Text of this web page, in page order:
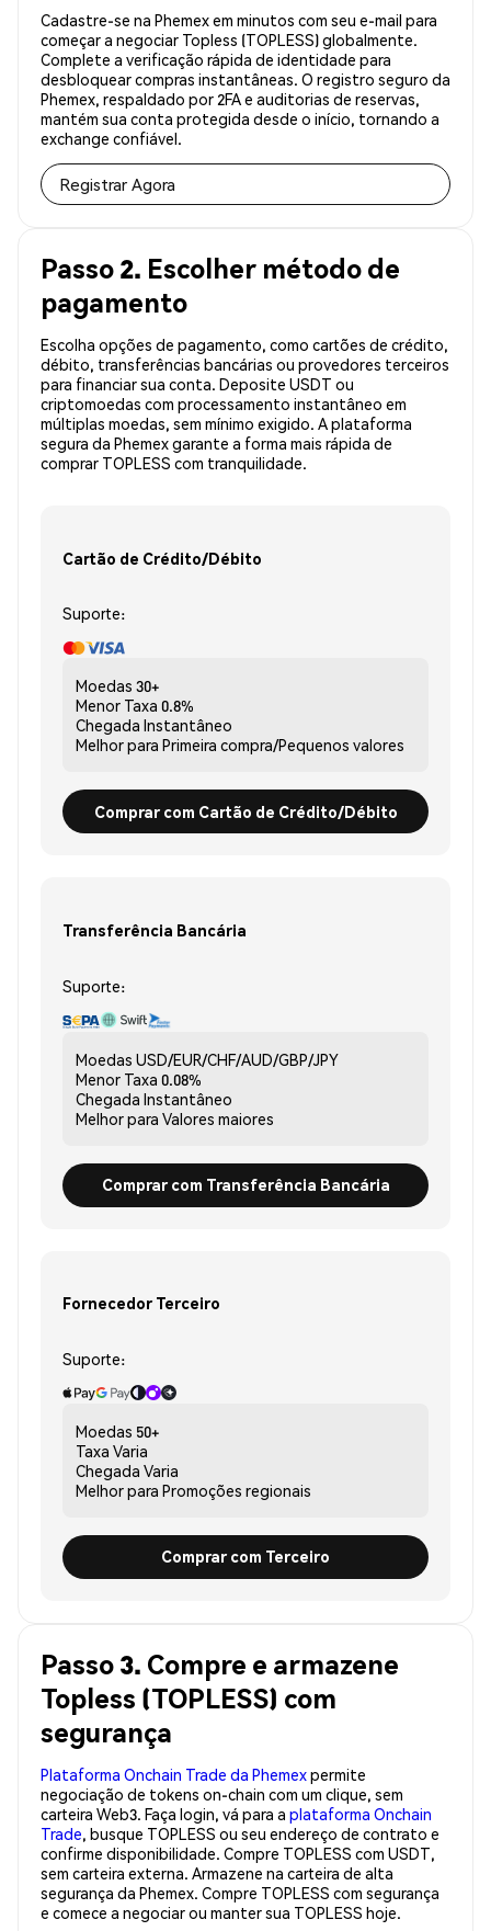
Cadastre-se na Phemex em minutos com seu e-mail para
começar a negociar Topless (TOPLESS) globalmente.
Complete a verificação rápida de identidade para
desbloquear compras instantâneas. O registro seguro da
Phemex, respaldado por 2FA e auditorias de reservas,
mantém sua conta protegida desde o início, tornando a
exchange confiável.
Registrar Agora
Passo 2. Escolher método de
pagamento
Escolha opções de pagamento, como cartões de crédito,
débito, transferências bancárias ou provedores terceiros
para financiar sua conta. Deposite USDT ou
criptomoedas com processamento instantâneo em
múltiplas moedas, sem mínimo exigido. A plataforma
segura da Phemex garante a forma mais rápida de
comprar TOPLESS com tranquilidade.
Cartão de Crédito/Débito
Suporte:
Moedas 30+
Menor Taxa 0.8%
Chegada Instantâneo
Melhor para Primeira compra/Pequenos valores
Comprar com Cartão de Crédito/Débito
Transferência Bancária
Suporte:
Moedas USD/EUR/CHF/AUD/GBP/JPY
Menor Taxa 0.08%
Chegada Instantâneo
Melhor para Valores maiores
Comprar com Transferência Bancária
Fornecedor Terceiro
Suporte:
Moedas 50+
Taxa Varia
Chegada Varia
Melhor para Promoções regionais
Comprar com Terceiro
Passo 3. Compre e armazene
Topless (TOPLESS) com
segurança
Plataforma Onchain Trade da Phemexpermite
negociação de tokens on-chain com um clique, sem
carteira Web3. Faça login, vá para a plataforma Onchain
Trade, busque TOPLESS ou seu endereço de contrato e
confirme disponibilidade. Compre TOPLESS com USDT,
sem carteira externa. Armazene na carteira de alta
segurança da Phemex. Compre TOPLESS com segurança
e comece a negociar ou manter sua TOPLESS hoje.